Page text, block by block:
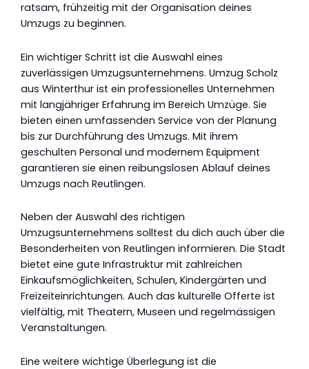
ratsam, frühzeitig mit der Organisation deines
Umzugs zu beginnen.
Ein wichtiger Schritt ist die Auswahl eines
zuverlässigen Umzugsunternehmens. Umzug Scholz
aus Winterthur ist ein professionelles Unternehmen
mit langjähriger Erfahrung im Bereich Umzüge. Sie
bieten einen umfassenden Service von der Planung
bis zur Durchführung des Umzugs. Mit ihrem
geschulten Personal und modernem Equipment
garantieren sie einen reibungslosen Ablauf deines
Umzugs nach Reutlingen.
Neben der Auswahl des richtigen
Umzugsunternehmens solltest du dich auch über die
Besonderheiten von Reutlingen informieren. Die Stadt
bietet eine gute Infrastruktur mit zahlreichen
Einkaufsmöglichkeiten, Schulen, Kindergärten und
Freizeiteinrichtungen. Auch das kulturelle Offerte ist
vielfältig, mit Theatern, Museen und regelmässigen
Veranstaltungen.
Eine weitere wichtige Überlegung ist die